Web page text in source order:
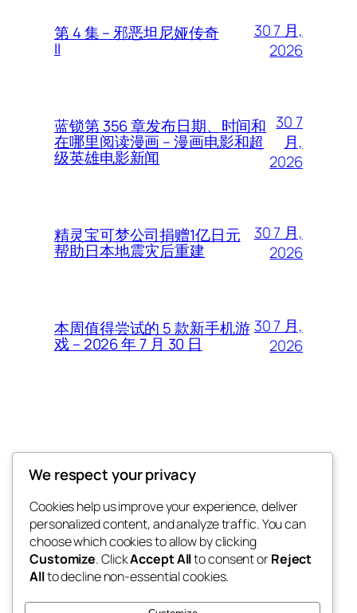
第 4 集 – 邪恶坦尼娅传奇
II
30 7 月,
2026
蓝锁第 356 章发布日期、时间和
在哪里阅读漫画 – 漫画电影和超
级英雄电影新闻
30 7
月,
2026
精灵宝可梦公司捐赠1亿日元
帮助日本地震灾后重建
30 7 月,
2026
本周值得尝试的 5 款新手机游
戏 – 2026 年 7 月 30 日
30 7 月,
2026
Thunder Feeds
你最喜欢的电子游戏和攻略杂志
博客
关于
常见问题
事件
商店
样板
We respect your privacy
Cookies help us improve your experience, deliver
personalized content, and analyze traffic. You can
choose which cookies to allow by clicking
Customize. ClickAccept Allto consent orReject
Allto decline non-essential cookies.